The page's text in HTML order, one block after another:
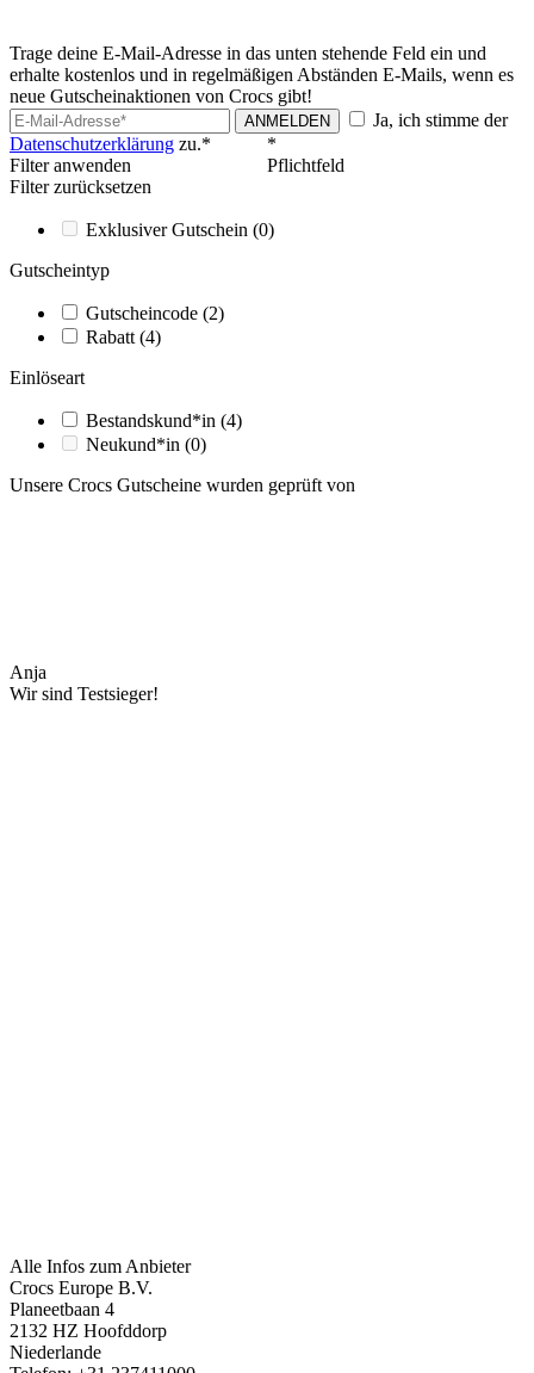
Trage deine E-Mail-Adresse in das unten stehende Feld ein und
erhalte kostenlos und in regelmäßigen Abständen E-Mails, wenn es
neue Gutscheinaktionen von Crocs gibt!
ANMELDEN
Ja, ich stimme der
Datenschutzerklärung zu.*
*
Pflichtfeld
Filter anwenden
Filter zurücksetzen
Exklusiver Gutschein (0)
Gutscheintyp
Gutscheincode (2)
Rabatt (4)
Einlöseart
Bestandskund*in (4)
Neukund*in (0)
Unsere Crocs Gutscheine wurden geprüft von
Anja
Wir sind Testsieger!
Alle Infos zum Anbieter
Crocs Europe B.V.
Planeetbaan 4
2132 HZ Hoofddorp
Niederlande